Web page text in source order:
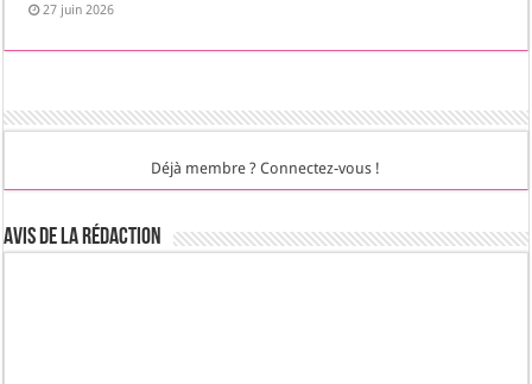
27 juin 2026
Déjà membre ? Connectez-vous !
Avis de la rédaction